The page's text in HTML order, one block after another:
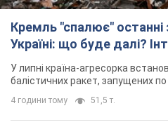
Кремль "спалює" останні
Україні: що буде далі?
У липні країна-агресорка
балістичних ракет, запущених по
4 години тому 51,5 т.